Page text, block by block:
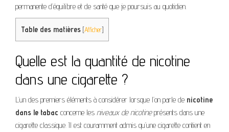
permanente d’équilibre et de santé que je poursuis au quotidien.
Table des matières [Afficher]
Quelle est la quantité de nicotine
dans une cigarette ?
L’un des premiers éléments à considérer lorsque l’on parle de nicotine
dans le tabac concerne les niveaux de nicotineprésents dans une
cigarette classique. Il est couramment admis qu’une cigarette contient en